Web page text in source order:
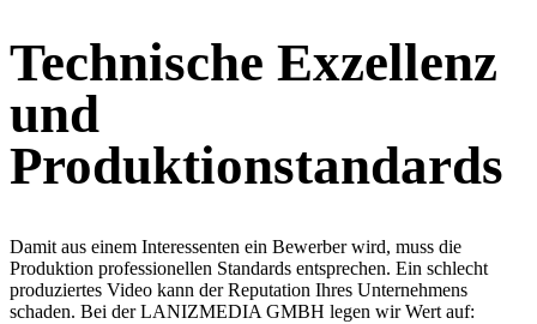
Technische Exzellenz
und
Produktionstandards
Damit aus einem Interessenten ein Bewerber wird, muss die
Produktion professionellen Standards entsprechen. Ein schlecht
produziertes Video kann der Reputation Ihres Unternehmens
schaden. Bei der LANIZMEDIA GMBH legen wir Wert auf: